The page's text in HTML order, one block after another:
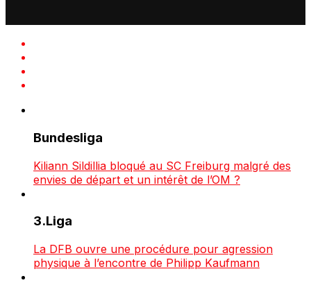
Bundesliga
Kiliann Sildillia bloqué au SC Freiburg malgré des
envies de départ et un intérêt de l’OM ?
3.Liga
La DFB ouvre une procédure pour agression
physique à l’encontre de Philipp Kaufmann